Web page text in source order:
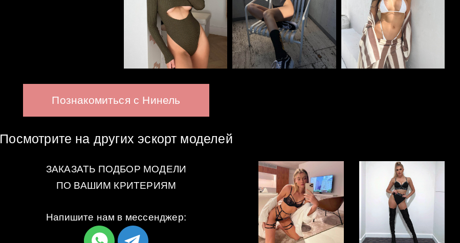
Познакомиться с Нинель
Посмотрите на других эскорт моделей
ЗАКАЗАТЬ ПОДБОР МОДЕЛИ
ПО ВАШИМ КРИТЕРИЯМ
Напишите нам в мессенджер: